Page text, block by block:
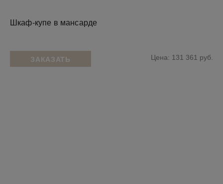
Шкаф-купе в мансарде
ЗАКАЗАТЬ Цена: 131 361 руб.